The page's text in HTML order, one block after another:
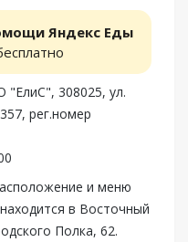
Яндекс Еды
"ЕлиС", 308025, ул.
рег.номер
и меню
в Восточный
Полка, 62.